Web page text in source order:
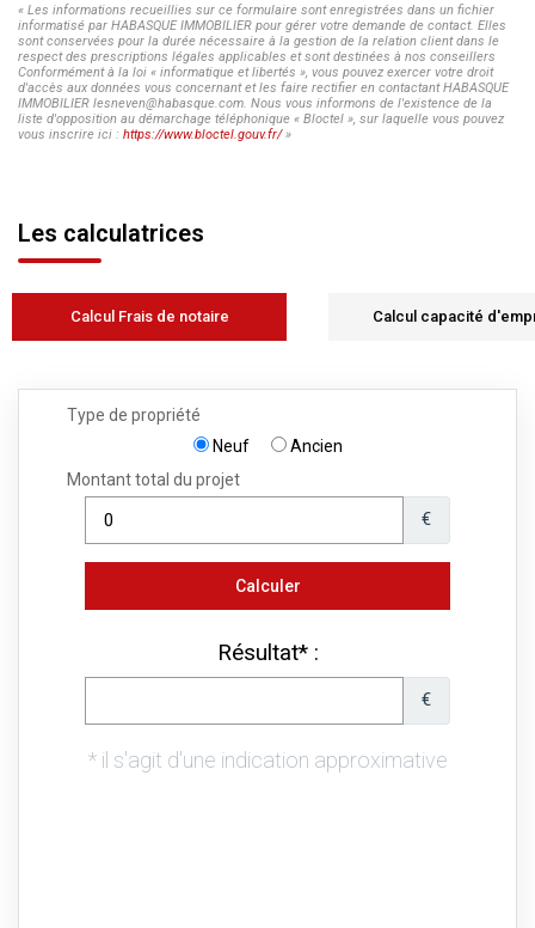
« Les informations recueillies sur ce formulaire sont enregistrées dans un fichier
informatisé par HABASQUE IMMOBILIER pour gérer votre demande de contact. Elles
sont conservées pour la durée nécessaire à la gestion de la relation client dans le
respect des prescriptions légales applicables et sont destinées à nos conseillers
Conformément à la loi « informatique et libertés », vous pouvez exercer votre droit
d'accès aux données vous concernant et les faire rectifier en contactant HABASQUE
IMMOBILIER lesneven@habasque.com. Nous vous informons de l'existence de la
liste d'opposition au démarchage téléphonique « Bloctel », sur laquelle vous pouvez
vous inscrire ici : https://www.bloctel.gouv.fr/»
Les calculatrices
Calcul Frais de notaire Calcul capacité